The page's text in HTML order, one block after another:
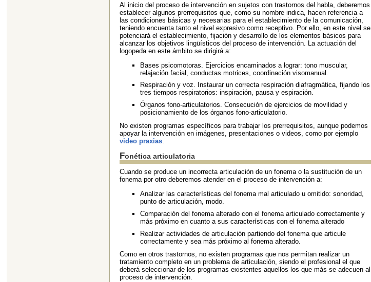
Al inicio del proceso de intervención en sujetos con trastornos del habla, deberemos
establecer algunos prerrequisitos que, como su nombre indica, hacen referencia a
las condiciones básicas y necesarias para el establecimiento de la comunicación,
teniendo encuenta tanto el nivel expresivo como receptivo. Por ello, en este nivel se
potenciará el establecimiento, fijación y desarrollo de los elementos básicos para
alcanzar los objetivos lingüísticos del proceso de intervención. La actuación del
logopeda en este ámbito se dirigirá a:
Bases psicomotoras. Ejercicios encaminados a lograr: tono muscular,
relajación facial, conductas motrices, coordinación visomanual.
Respiración y voz. Instaurar un correcta respiración diafragmática, fijando los
tres tiempos respiratorios: inspiración, pausa y espiración.
Órganos fono-articulatorios. Consecución de ejercicios de movilidad y
posicionamiento de los órganos fono-articulatorio.
No existen programas específicos para trabajar los prerrequisitos, aunque podemos
apoyar la intervención en imágenes, presentaciones o videos, como por ejemplo
video praxias
Fonética articulatoria
Cuando se produce un incorrecta articulación de un fonema o la sustitución de un
fonema por otro deberemos atender en el proceso de intervención a:
Analizar las características del fonema mal articulado u omitido: sonoridad,
punto de articulación, modo.
Comparación del fonema alterado con el fonema articulado correctamente y
más próximo en cuanto a sus características con el fonema alterado
Realizar actividades de articulación partiendo del fonema que articule
correctamente y sea más próximo al fonema alterado.
Como en otros trastornos, no existen programas que nos permitan realizar un
tratamiento completo en un problema de articulación, siendo el profesional el que
deberá seleccionar de los programas existentes aquellos los que más se adecuen al
proceso de intervención.